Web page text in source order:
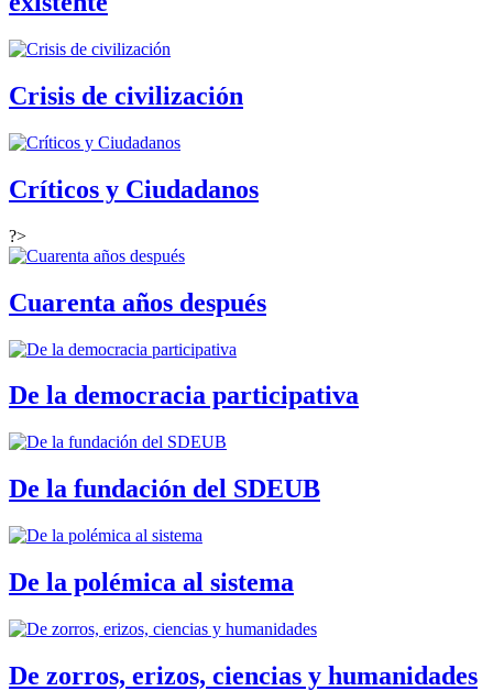
Crisis de civilización
Críticos y Ciudadanos
?>
Cuarenta años después
De la democracia participativa
De la fundación del SDEUB
De la polémica al sistema
De zorros, erizos, ciencias y humanidades